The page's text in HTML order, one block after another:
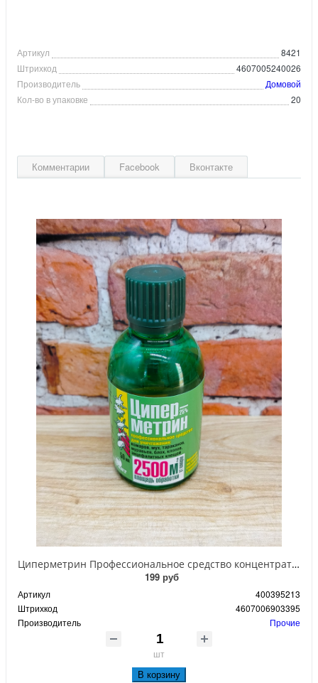
Артикул
8421
Штрихкод
4607005240026
Производитель
Домовой
Кол-во в упаковке
20
Комментарии Facebook Вконтакте
Циперметрин Профессиональное средство концентрат эмульсии 25% для уничтожения тараканов, мух,комаров, блох, клопов, муравьев, ос 50 мл
199 руб
Артикул
400395213
Штрихкод
4607006903395
Производитель
Прочие
шт
В корзину